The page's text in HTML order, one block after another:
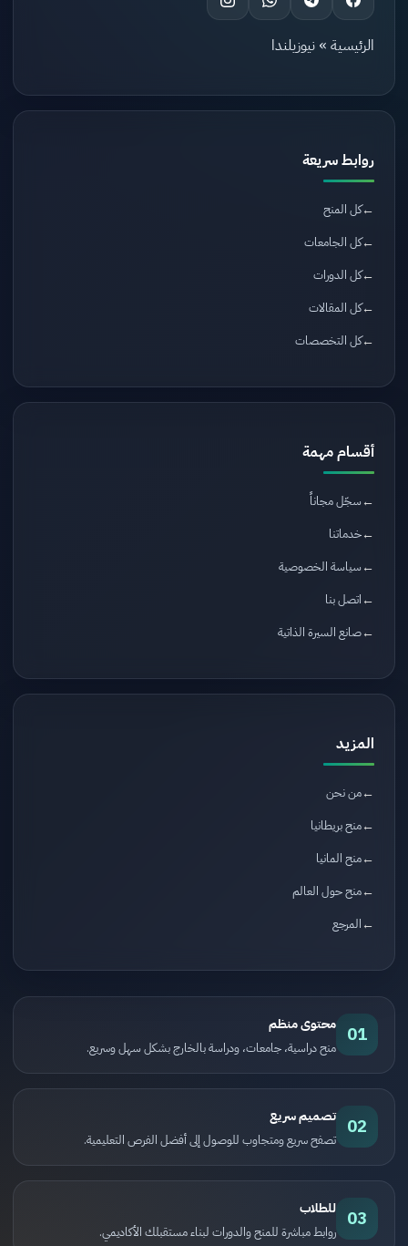
الرئيسية » نيوزيلندا
روابط سريعة
كل المنح
كل الجامعات
كل الدورات
كل المقالات
كل التخصصات
أقسام مهمة
سجّل مجاناً
خدماتنا
سياسة الخصوصية
اتصل بنا
صانع السيرة الذاتية
المزيد
من نحن
منح بريطانيا
منح المانيا
منح حول العالم
المرجع
01 محتوى منظم
منح دراسية، جامعات، ودراسة بالخارج بشكل سهل وسريع.
02 تصميم سريع
تصفح سريع ومتجاوب للوصول إلى أفضل الفرص التعليمية.
03 للطلاب
روابط مباشرة للمنح والدورات لبناء مستقبلك الأكاديمي.